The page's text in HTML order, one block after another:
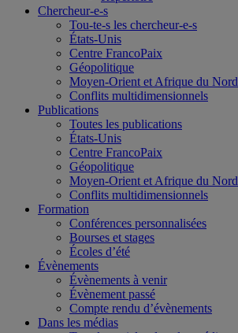
Chercheur-e-s
Tou-te-s les chercheur-e-s
États-Unis
Centre FrancoPaix
Géopolitique
Moyen-Orient et Afrique du Nord
Conflits multidimensionnels
Publications
Toutes les publications
États-Unis
Centre FrancoPaix
Géopolitique
Moyen-Orient et Afrique du Nord
Conflits multidimensionnels
Formation
Conférences personnalisées
Bourses et stages
Écoles d’été
Évènements
Évènements à venir
Évènement passé
Compte rendu d’évènements
Dans les médias